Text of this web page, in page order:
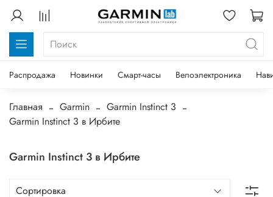
Распродажа Новинки Смарт-часы Велоэлектроника
Главная Garmin
Garmin Instinct 3
Garmin Instinct 3 в Ирбите
Garmin Instinct 3 в Ирбите